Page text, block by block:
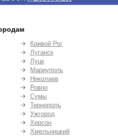
Кривой Рог
Луганск
Луцк
Мариуполь
Николаев
Ровно
Сумы
Тернополь
Ужгород
Херсон
Хмельницкий